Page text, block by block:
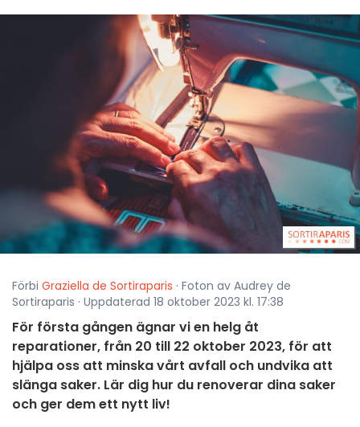
Förbi Graziella de Sortiraparis · Foton av Audrey de
Sortiraparis · Uppdaterad 18 oktober 2023 kl. 17:38
För första gången ägnar vi en helg åt
reparationer, från 20 till 22 oktober 2023, för att
hjälpa oss att minska vårt avfall och undvika att
slänga saker. Lär dig hur du renoverar dina saker
och ger dem ett nytt liv!